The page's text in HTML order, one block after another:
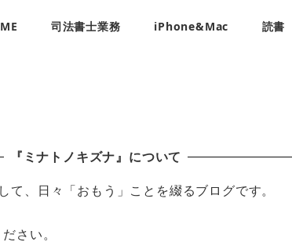
司法書士業務 iPhone&Mac 読書
『ミナトノキズナ』について
、日々「おもう」ことを綴るブログです。
さい。